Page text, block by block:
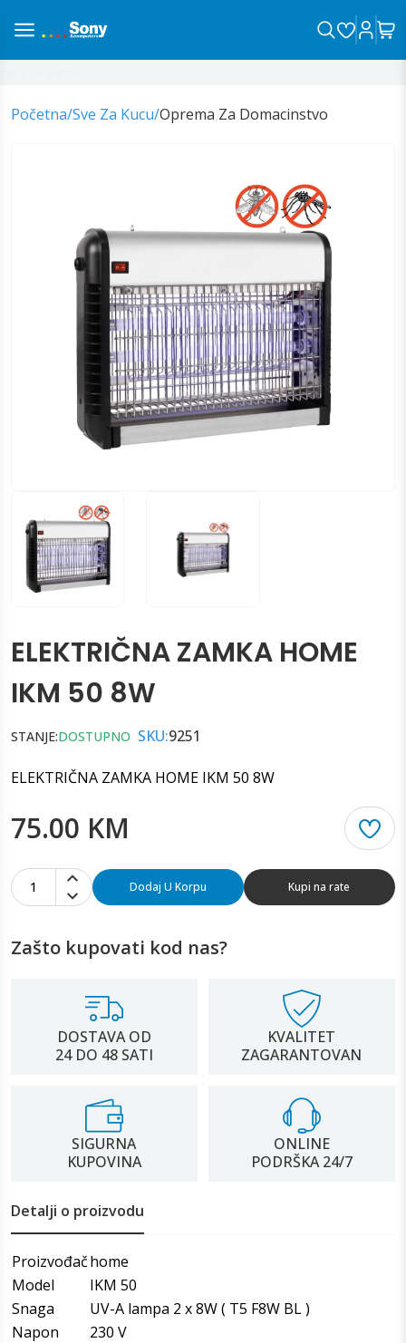
Početna/Sve Za Kucu/Oprema Za Domacinstvo
ELEKTRIČNA ZAMKA HOME
IKM 50 8W
STANJE:DOSTUPNO SKU:9251
ELEKTRIČNA ZAMKA HOME IKM 50 8W
75.00 KM
1 Dodaj U Korpu Kupi na rate
Zašto kupovati kod nas?
DOSTAVA OD
24 DO 48 SATI
KVALITET
ZAGARANTOVAN
SIGURNA
KUPOVINA
ONLINE
PODRŠKA 24/7
Detalji o proizvodu
Proizvođačhome
Model
IKM 50
Snaga
UV-A lampa 2 x 8W ( T5 F8W BL )
Napon
230 V